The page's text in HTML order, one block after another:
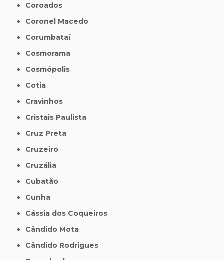
Coroados
Coronel Macedo
Corumbataí
Cosmorama
Cosmópolis
Cotia
Cravinhos
Cristais Paulista
Cruz Preta
Cruzeiro
Cruzália
Cubatão
Cunha
Cássia dos Coqueiros
Cândido Mota
Cândido Rodrigues